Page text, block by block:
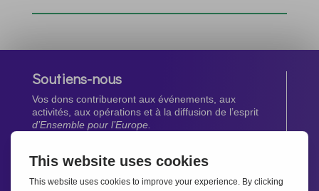
Soutiens-nous
Vos dons contribueront aux événements, aux
activités, aux opérations et à la diffusion de l’esprit
d’Ensemble pour l’Europe.
Faites un don maintenant